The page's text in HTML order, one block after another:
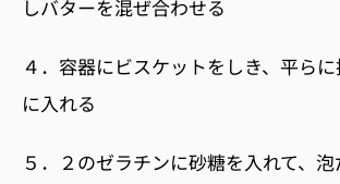
しバターを混ぜ合わせる
４．容器にビスケットをしき、平ら
に入れる
５．２のゼラチンに砂糖を入れて、